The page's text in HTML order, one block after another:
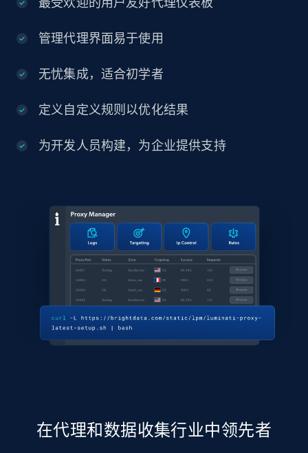
管理代理界面易于使用
无忧集成，适合初学者
定义自定义规则以优化结果
为开发人员构建，为企业提供支持
在代理和数据收集行业中领先者